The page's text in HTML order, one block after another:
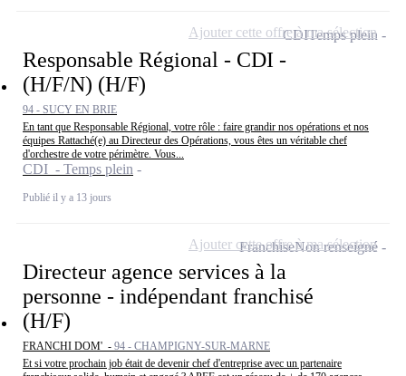
Responsable Régional - CDI -
(H/F/N) (H/F)
94 - SUCY EN BRIE
En tant que Responsable Régional, votre rôle : faire grandir nos opérations et nos
équipes Rattaché(e) au Directeur des Opérations, vous êtes un véritable chef
d'orchestre de votre périmètre. Vous...
CDI - Temps plein
Publié il y a 13 jours
CDITemps plein
Ajouter cette offre à ma sélection
Directeur agence services à la
personne - indépendant franchisé
(H/F)
FRANCHI DOM' - 94 - CHAMPIGNY-SUR-MARNE
Et si votre prochain job était de devenir chef d'entreprise avec un partenaire
FranchiseNon renseigné
Ajouter cette offre à ma sélection